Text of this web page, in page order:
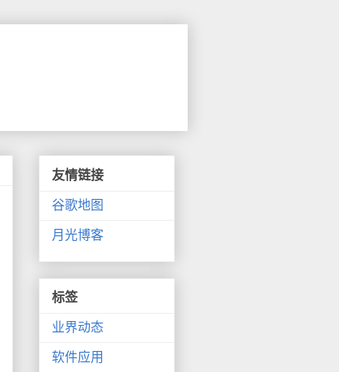
友情链接
谷歌地图
月光博客
标签
业界动态
软件应用